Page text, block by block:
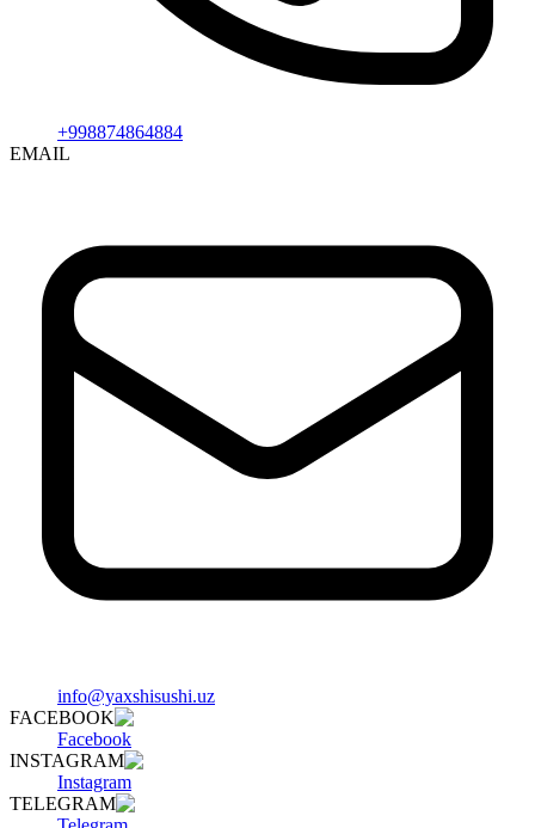
+998874864884
EMAIL
info@yaxshisushi.uz
FACEBOOK
Facebook
INSTAGRAM
Instagram
TELEGRAM